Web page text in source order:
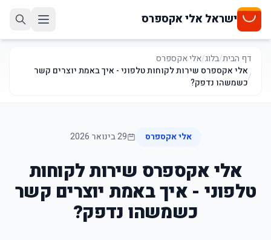
ישראל אלי אקספרס
דף הבית/בלוג/אלי אקספרס
/אלי אקספרס שירות לקוחות טלפוני - איך באמת יוצרים קשר
כשמשהו נדפק?
אלי אקספרס 29 בינואר 2026
אלי אקספרס שירות לקוחות
טלפוני - איך באמת יוצרים קשר
כשמשהו נדפק?